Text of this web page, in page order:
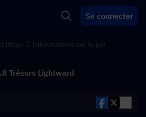
Se connecter
Trésors Lightward